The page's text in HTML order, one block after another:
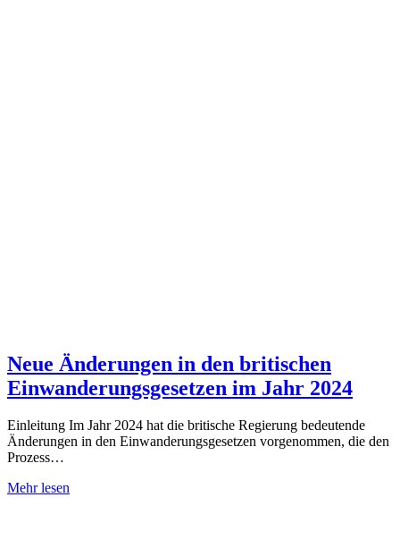
Neue Änderungen in den britischen
Einwanderungsgesetzen im Jahr 2024
Einleitung Im Jahr 2024 hat die britische Regierung bedeutende
Änderungen in den Einwanderungsgesetzen vorgenommen, die den
Prozess…
Mehr lesen